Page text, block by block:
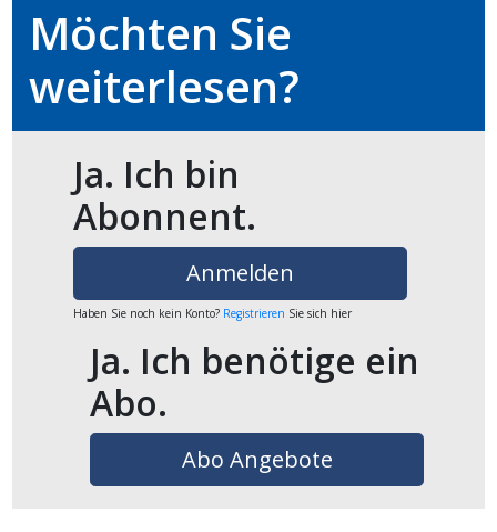
Möchten Sie
weiterlesen?
Ja. Ich bin
Abonnent.
Anmelden
Haben Sie noch kein Konto? Registrieren Sie sich hier
Ja. Ich benötige ein
Abo.
Abo Angebote